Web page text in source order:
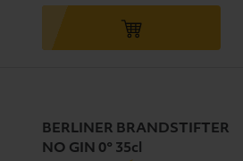
BERLINER BRANDSTIFTER
NO GIN 0° 35cl